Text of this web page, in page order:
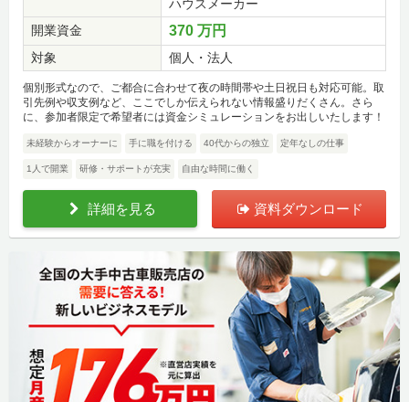
ハウスメーカー
開業資金
370 万円
対象 個人・法人
個別形式なので、ご都合に合わせて夜の時間帯や土日祝日も対応可能。取
引先例や収支例など、ここでしか伝えられない情報盛りだくさん。さら
に、参加者限定で希望者には資金シミュレーションをお出しいたします！
未経験からオーナーに 手に職を付ける 40代からの独立 定年なしの仕事
1人で開業 研修・サポートが充実 自由な時間に働く
詳細を見る 資料ダウンロード